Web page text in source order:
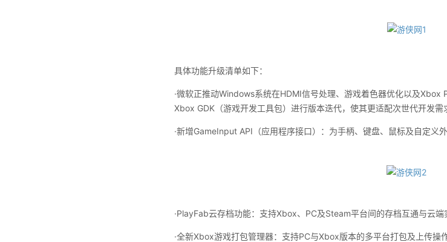
具体功能升级清单如下：
·微软正推动Windows系统在HDMI信号处理、游戏着色器优化以及Xbox
Xbox GDK（游戏开发工具包）进行版本迭代，使其更适配次世代开发需
·新增GameInput API（应用程序接口）：为手柄、键盘、鼠标及自定义
·PlayFab云存档功能：支持Xbox、PC及Steam平台间的存档互通与云端
·全新Xbox游戏打包管理器：支持PC与Xbox版本的多平台打包及上传